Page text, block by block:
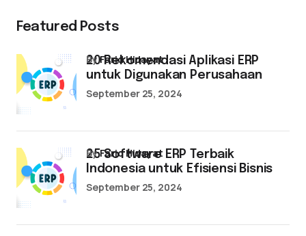
Featured Posts
20 Rekomendasi Aplikasi ERP
untuk Digunakan Perusahaan
byFarid Hidayat
September 25, 2024
25 Software ERP Terbaik
Indonesia untuk Efisiensi Bisnis
byFarid Hidayat
September 25, 2024